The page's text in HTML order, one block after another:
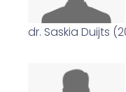
dr. Saskia Duijts